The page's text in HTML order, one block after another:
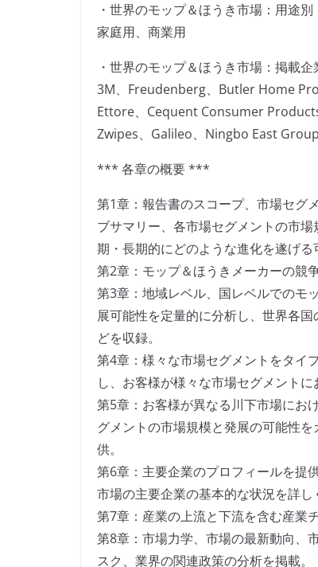
・世界のモップ＆ほうき市場：用途別
家庭用、商業用
・世界のモップ＆ほうき市場：掲載企
3M、Freudenberg、Butler Home
Ettore、Cequent Consumer
Zwipes、Galileo、Ningbo East Group
*** 各章の概要 ***
第1章：報告書のスコープ、市場セグ
ブサマリー、各市場セグメントの市
期・長期的にどのような進化を遂げる
第2章：モップ＆ほうきメーカーの競
第3章：地域レベル、国レベルでのモ
展可能性を定量的に分析し、世界各
どを収録。
第4章：様々な市場セグメントをタイ
し、お客様が様々な市場セグメント
第5章：お客様が異なる川下市場にお
グメントの市場規模と発展の可能性
供。
第6章：主要企業のプロフィールを提
市場の主要企業の基本的な状況を詳し
第7章：産業の上流と下流を含む産業
第8章：市場力学、市場の最新動向、
スク、業界の関連政策の分析を掲載。